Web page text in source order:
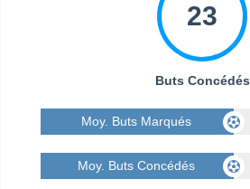
23
Buts Concédés
Moy. Buts Marqués
Moy. Buts Concédés